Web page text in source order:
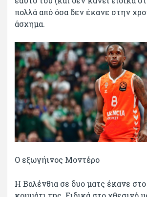
πολλά από όσα δεν έκανε στην
άσχημα.
Ο εξωγήινος Μοντέρο
Η Βαλένθια σε δυο ματς έκανε